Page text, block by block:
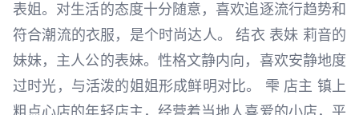
表姐。对生活的态度十分随意，喜欢追逐流行趋势和
符合潮流的衣服，是个时尚达人。 结衣 表妹 莉音的
妹妹，主人公的表妹。性格文静内向，喜欢安静地度
过时光，与活泼的姐姐形成鲜明对比。 雫 店主 镇上
粗点心店的年轻店主，经营着当地人喜爱的小店，平